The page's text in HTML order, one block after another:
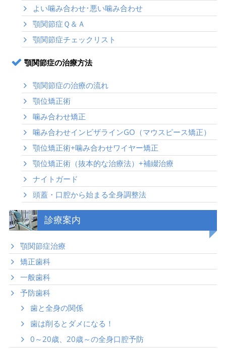
よい噛み合わせ･悪い噛み合わせ
顎関節症Ｑ＆Ａ
顎関節症チェックリスト
顎関節症の治療方法
顎関節症の治療の流れ
顎位矯正術
噛み合わせ矯正
噛み合わせインビザラインGO（マウスピース矯正）
顎位矯正術+噛み合わせワイヤー矯正
顎位矯正術（抜本的な治療法）+補綴治療
ナイトガード
頭蓋・口腔から始まる全身調整法
診療案内
顎関節症治療
矯正歯科
一般歯科
予防歯科
歯と全身の関係
歯は削るとダメになる！
0～20歳、20歳～の全身口腔予防